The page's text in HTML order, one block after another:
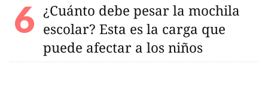
¿Cuánto debe pesar la mochila
escolar? Esta es la carga que
puede afectar a los niños